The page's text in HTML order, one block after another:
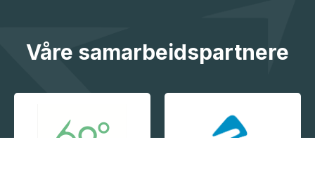
Våre samarbeidspartnere